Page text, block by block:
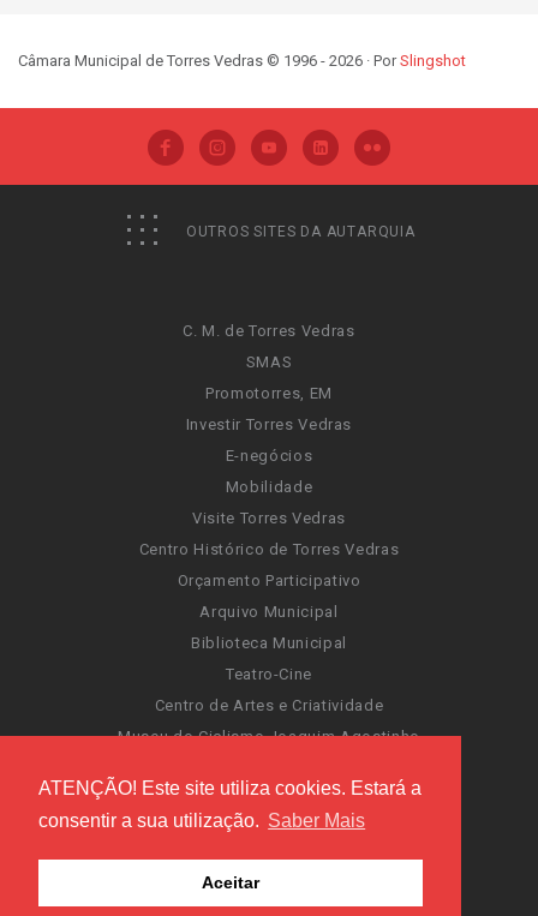
ATENÇÃO! Este site utiliza cookies. Estará a
consentir a sua utilização. Saber Mais
Aceitar
Câmara Municipal de Torres Vedras © 1996 - 2026 · PorSlingshot
OUTROS SITES DA AUTARQUIA
C. M. de Torres Vedras
SMAS
Promotorres, EM
Investir Torres Vedras
E-negócios
Mobilidade
Visite Torres Vedras
Centro Histórico de Torres Vedras
Orçamento Participativo
Arquivo Municipal
Biblioteca Municipal
Teatro-Cine
Centro de Artes e Criatividade
Museu do Ciclismo Joaquim Agostinho
Portal da Atividade Física
Carnaval de Torres Vedras
Santa Cruz Ocean Spirit
Novas Invasões